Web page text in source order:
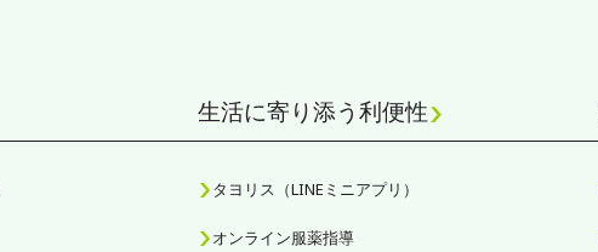
生活に寄り添う利便性
タヨリス（LINEミニアプリ）
オンライン服薬指導